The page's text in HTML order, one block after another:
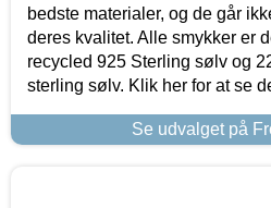
bedste materialer, og de går
deres kvalitet. Alle smykker er
recycled 925 Sterling sølv og
sterling sølv. Klik her for at se
Se udvalget på